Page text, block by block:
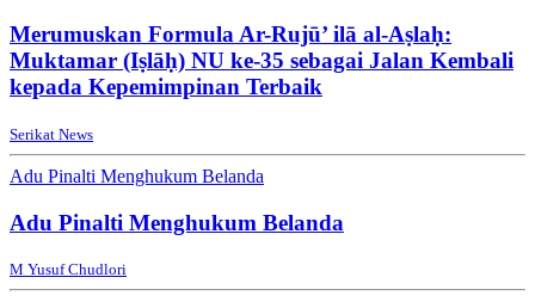
Merumuskan Formula Ar-Rujū’ ilā al-Aṣlaḥ:
Muktamar (Iṣlāḥ) NU ke-35 sebagai Jalan Kembali
kepada Kepemimpinan Terbaik
Serikat News
Adu Pinalti Menghukum Belanda
Adu Pinalti Menghukum Belanda
M Yusuf Chudlori